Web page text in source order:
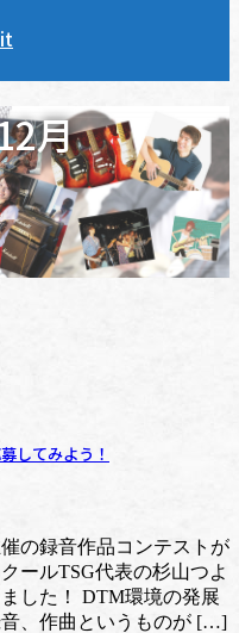
月
してみよう！
の録音作品コンテストが
ールTSG代表の杉山つよ
した！ DTM環境の発展
、作曲というものが […]